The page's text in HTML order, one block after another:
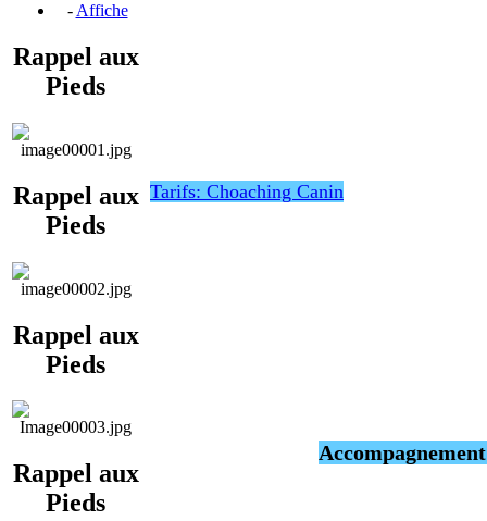
- Affiche
Rappel aux
Pieds
Rappel aux
Pieds
Rappel aux
Pieds
Rappel aux
Pieds
Tarifs: Choaching Canin